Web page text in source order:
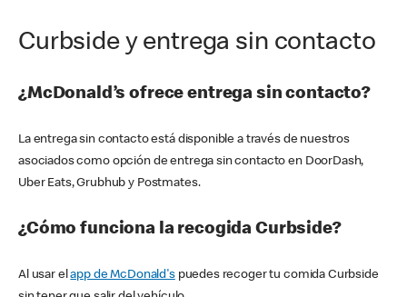
Curbside y entrega sin contacto
¿McDonald’s ofrece entrega sin contacto?
La entrega sin contacto está disponible a través de nuestros
asociados como opción de entrega sin contacto en DoorDash,
Uber Eats, Grubhub y Postmates.
¿Cómo funciona la recogida Curbside?
Al usar elapp de McDonald'spuedes recoger tu comida Curbside